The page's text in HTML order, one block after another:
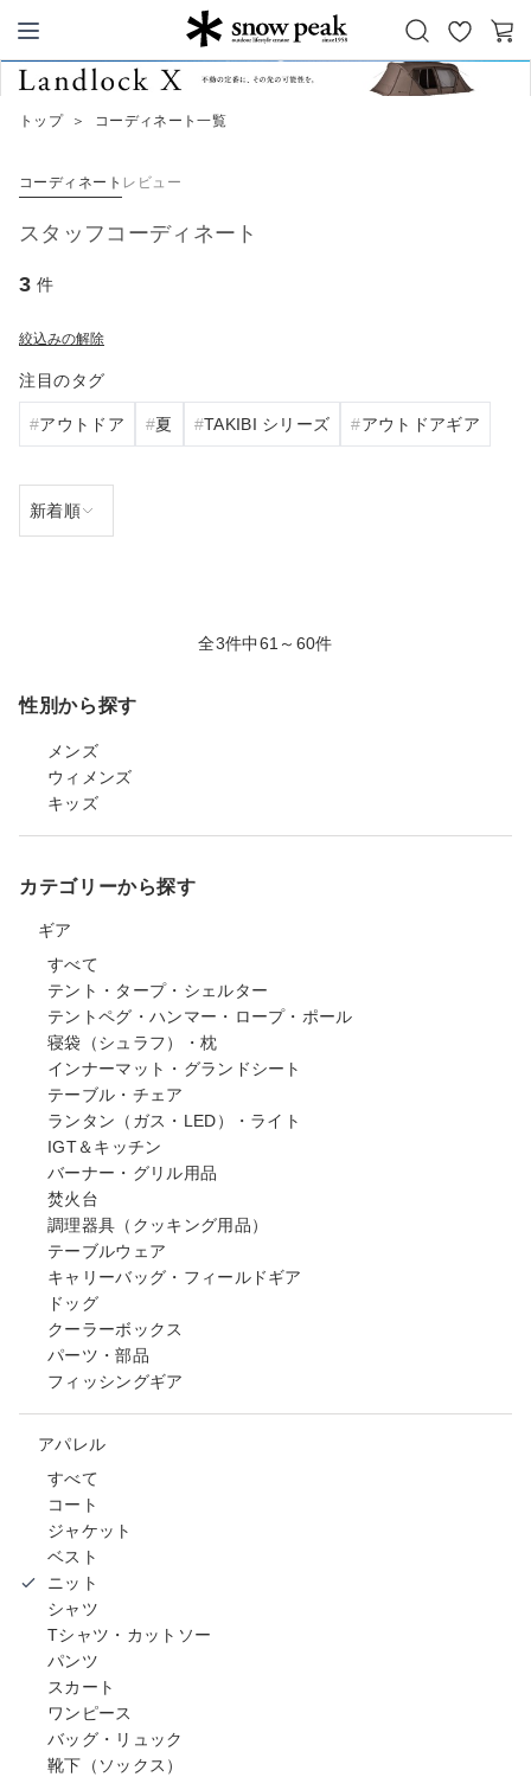
Snow Peak
お
気
カ
トップ ＞ コーディネート一覧
コーディネート レビュー
スタッフコーディネート
3 件
絞込みの解除
注目のタグ
アウトドア 夏 TAKIBI シリーズ アウトドアギア
全3件中61～60件
性別から探す
メンズ
ウィメンズ
キッズ
カテゴリーから探す
ギア
すべて
テント・タープ・シェルター
テントペグ・ハンマー・ロープ・ポール
寝袋（シュラフ）・枕
インナーマット・グランドシート
テーブル・チェア
ランタン（ガス・LED）・ライト
IGT＆キッチン
バーナー・グリル用品
焚火台
調理器具（クッキング用品）
テーブルウェア
キャリーバッグ・フィールドギア
ドッグ
クーラーボックス
パーツ・部品
フィッシングギア
アパレル
すべて
コート
ジャケット
ベスト
ニット
シャツ
Tシャツ・カットソー
パンツ
スカート
ワンピース
バッグ・リュック
靴下（ソックス）